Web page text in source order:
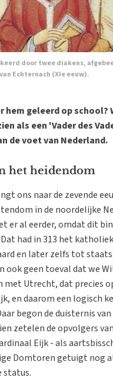
door twee diakens,
Echternach (XIe eeuw).
hem geleerd op school?
als een 'Vader des
de voet van Nederland.
het heidendom
ons naar de zevende
in de noordelijke
er al eerder, omdat dit
had in 313 het
en later zelfs tot
ook geen toeval dat we
met Utrecht, dat precies
en daarom een logisch
begon de duisternis
zetelen de opvolgers
Eijk - als
Domtoren getuigt nog
status.